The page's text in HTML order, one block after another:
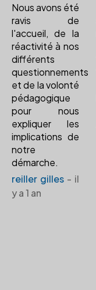
Nous avons été
ravis de
l'accueil, de la
réactivité à nos
différents
questionnements
et de la volonté
pédagogique
pour nous
expliquer les
implications de
notre
démarche.
reiller gilles - il
y a 1 an